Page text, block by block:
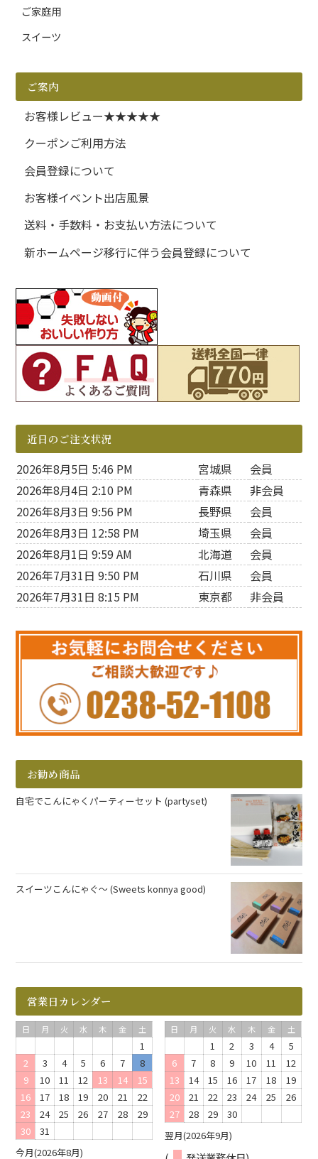
ご家庭用
スイーツ
ご案内
お客様レビュー★★★★★
クーポンご利用方法
会員登録について
お客様イベント出店風景
送料・手数料・お支払い方法について
新ホームページ移行に伴う会員登録について
近日のご注文状況
2026年8月5日 5:46 PM 宮城県
会員
2026年8月4日 2:10 PM
青森県
非会員
2026年8月3日 9:56 PM
長野県
会員
2026年8月3日 12:58 PM
埼玉県
会員
2026年8月1日 9:59 AM
北海道
会員
2026年7月31日 9:50 PM
石川県
会員
2026年7月31日 8:15 PM
東京都 非会員
お勧め商品
自宅でこんにゃくパーティーセット (partyset)
スイーツこんにゃぐ～ (Sweets konnya good)
営業日カレンダー
今月(2026年8月)
日 月 火 水 木 金 土
1
2
3 4 5 6 7
8
9
10 11 12 13 14
15
16
17 18 19 20 21
22
23
24 25 26 27 28
29
30
31 翌月(2026年9月)
日 月 火 水 木 金 土
1 2 3 4
5
6
7 8 9 10 11
12
13
14 15 16 17 18
19
20
21 22 23 24 25
26
27
28 29 30